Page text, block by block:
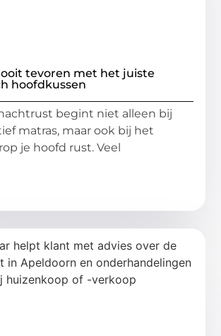
tevoren met het juiste
hoofdkussen
begint niet alleen bij
matras, maar ook bij het
je hoofd rust. Veel